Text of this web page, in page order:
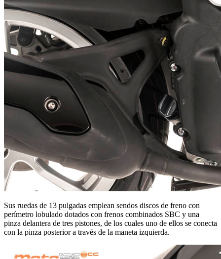
Sus ruedas de 13 pulgadas emplean sendos discos de freno con
perímetro lobulado dotados con frenos combinados SBC y una
pinza delantera de tres pistones, de los cuales uno de ellos se conecta
con la pinza posterior a través de la maneta izquierda.